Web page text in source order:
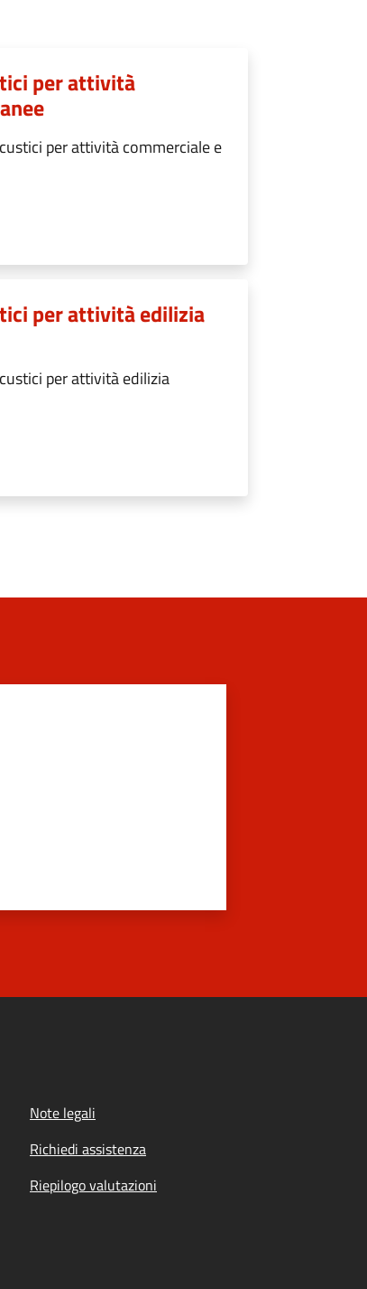
per attività
per attività commerciale e
per attività edilizia
per attività edilizia
Note legali
Richiedi assistenza
Riepilogo valutazioni